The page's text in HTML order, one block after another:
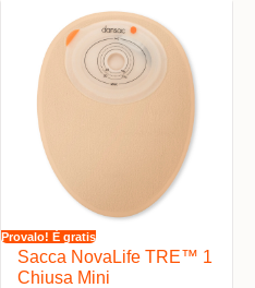
Provalo! È gratis
Sacca NovaLife TRE™ 1
Chiusa Mini